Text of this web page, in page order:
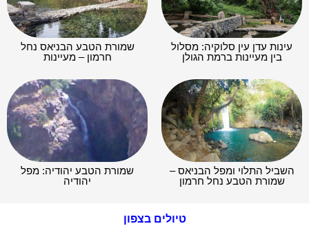
עינות עדן עין סלוקיה: מסלול
בין מעיינות ברמת הגולן
שמורת הטבע הבניאס נחל
חרמון – מעיינות
השביל התלוי ומפל הבניאס –
שמורת הטבע נחל חרמון
שמורת הטבע יהודיה: מפל
יהודיה
טיולים בצפון